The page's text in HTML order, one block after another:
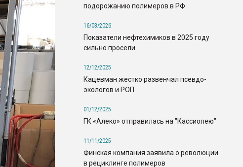
подорожанию полимеров в РФ
16/03/2026
Показатели нефтехимиков в 2025 году
сильно просели
12/12/2025
Кацевман жестко развенчал псевдо-
экологов и РОП
01/12/2025
ГК «Алеко» отправилась на "Кассиопею"
11/11/2025
Финская компания заявила о революции
в рециклинге полимеров